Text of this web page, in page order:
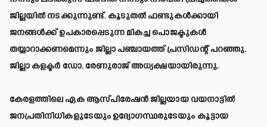
ജില്ലയില്‍ നടക്കുന്നുണ്ട്. കൂടുതല്‍ ഫണ്ടുകള്‍ക്കായി
ജനങ്ങള്‍ക്ക് ഉപകാരപ്പെടുന്ന മികച്ച പൊജക്ടുകള്‍
തയ്യാറാക്കണമെന്നും ജില്ലാ പഞ്ചായത്ത് പ്രസിഡന്റ് പറഞ്ഞു.
ജില്ലാ കളക്ടര്‍ ഡോ. രേണുരാജ് അധ്യക്ഷയായിരുന്നു.
കേരളത്തിലെ ഏക ആസ്പിരേഷന്‍ ജില്ലയായ വയനാട്ടില്‍
ജനപ്രതിനിധികളുടേയും ഉദ്യോഗസ്ഥരുടേയും കൂട്ടായ